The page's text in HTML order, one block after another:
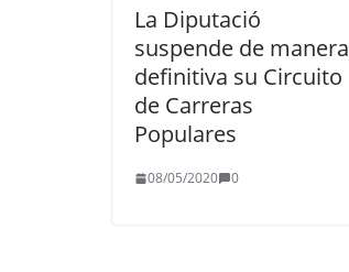
La Diputació
suspende de manera
definitiva su Circuito
de Carreras
Populares
08/05/2020 0